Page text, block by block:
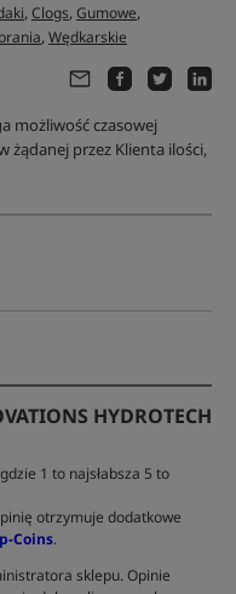
,Clogs,Gumowe,
,Wędkarskie
możliwość czasowej
przez Klienta ilości,
HYDROTECH
1 to najsłabsza 5 to
otrzymuje dodatkowe
Coins.
sklepu. Opinie